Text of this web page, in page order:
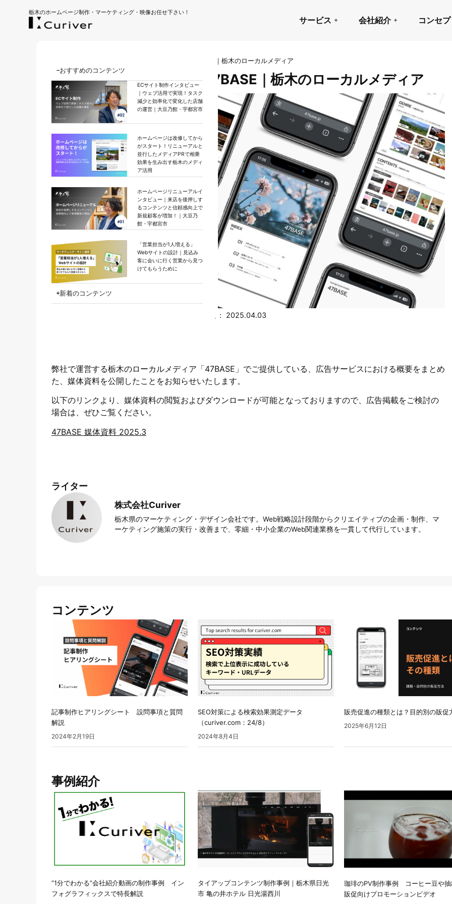
栃木のホームページ制作・マーケティング・映像お任せ下さい！
サービス 会社紹介 コンセプ
媒体資料公開について／47BASE｜栃木のローカルメディア
媒体資料公開について／47BASE｜栃木のローカルメディア
更新日： 2025.04.03
弊社で運営する栃木のローカルメディア「47BASE」でご提供している、広告サービスにおける概要をまとめ
た、媒体資料を公開したことをお知らせいたします。
以下のリンクより、媒体資料の閲覧およびダウンロードが可能となっておりますので、広告掲載をご検討の
場合は、ぜひご覧ください。
47BASE 媒体資料 2025.3
ライター
株式会社Curiver
栃木県のマーケティング・デザイン会社です。Web戦略設計段階からクリエイティブの企画・制作、マ
ーケティング施策の実行・改善まで、零細・中小企業のWeb関連業務を一貫して代行しています。
おすすめのコンテンツ
ECサイト制作インタビュー
｜ウェブ活用で実現！タスク
減少と効率化で変化した店舗
の運営｜大豆乃館・宇都宮市
ホームページは改修してから
がスタート！リニューアルと
並行したメディアPRで相乗
効果を生み出す栃木のメディ
ア活用
ホームページリニューアルイ
ンタビュー｜来店を後押しす
るコンテンツと信頼感向上で
新規顧客が増加！｜大豆乃
館・宇都宮市
「営業担当が1人増える」
Webサイトの設計｜見込み
客に会いに行く営業から見つ
けてもらうために
新着のコンテンツ
コンテンツ
記事制作ヒアリングシート 設問事項と質問
解説
2024年2月19日
SEO対策による検索効果測定データ
（curiver.com：24/8）
2024年8月4日
販売促進の種類とは？目的別の販促
2025年6月12日
事例紹介
”1分でわかる”会社紹介動画の制作事例 イン
フォグラフィックスで特長解説
タイアップコンテンツ制作事例｜栃木県日光
市 亀の井ホテル 日光湯西川
珈琲のPV制作事例 コーヒー豆や抽
販促向けプロモーションビデオ